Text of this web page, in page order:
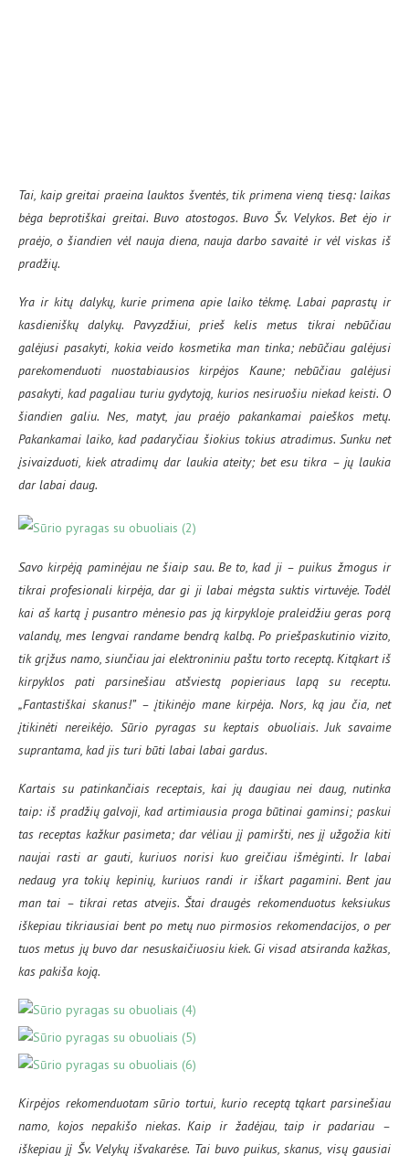
Tai, kaip greitai praeina lauktos šventės, tik primena vieną tiesą: laikas
bėga beprotiškai greitai. Buvo atostogos. Buvo Šv. Velykos. Bet ėjo ir
praėjo, o šiandien vėl nauja diena, nauja darbo savaitė ir vėl viskas iš
pradžių.
Yra ir kitų dalykų, kurie primena apie laiko tėkmę. Labai paprastų ir
kasdieniškų dalykų. Pavyzdžiui, prieš kelis metus tikrai nebūčiau
galėjusi pasakyti, kokia veido kosmetika man tinka; nebūčiau galėjusi
parekomenduoti nuostabiausios kirpėjos Kaune; nebūčiau galėjusi
pasakyti, kad pagaliau turiu gydytoją, kurios nesiruošiu niekad keisti. O
šiandien galiu. Nes, matyt, jau praėjo pakankamai paieškos metų.
Pakankamai laiko, kad padaryčiau šiokius tokius atradimus. Sunku net
įsivaizduoti, kiek atradimų dar laukia ateity; bet esu tikra – jų laukia
dar labai daug.
Savo kirpėją paminėjau ne šiaip sau. Be to, kad ji – puikus žmogus ir
tikrai profesionali kirpėja, dar gi ji labai mėgsta suktis virtuvėje. Todėl
kai aš kartą į pusantro mėnesio pas ją kirpykloje praleidžiu geras porą
valandų, mes lengvai randame bendrą kalbą. Po priešpaskutinio vizito,
tik grįžus namo, siunčiau jai elektroniniu paštu torto receptą. Kitąkart iš
kirpyklos pati parsinešiau atšviestą popieriaus lapą su receptu.
„Fantastiškai skanus!” – įtikinėjo mane kirpėja. Nors, ką jau čia, net
įtikinėti nereikėjo. Sūrio pyragas su keptais obuoliais. Juk savaime
suprantama, kad jis turi būti labai labai gardus.
Kartais su patinkančiais receptais, kai jų daugiau nei daug, nutinka
taip: iš pradžių galvoji, kad artimiausia proga būtinai gaminsi; paskui
tas receptas kažkur pasimeta; dar vėliau jį pamiršti, nes jį užgožia kiti
naujai rasti ar gauti, kuriuos norisi kuo greičiau išmėginti. Ir labai
nedaug yra tokių kepinių, kuriuos randi ir iškart pagamini. Bent jau
man tai – tikrai retas atvejis. Štai draugės rekomenduotus keksiukus
iškepiau tikriausiai bent po metų nuo pirmosios rekomendacijos, o per
tuos metus jų buvo dar nesuskaičiuosiu kiek. Gi visad atsiranda kažkas,
kas pakiša koją.
Kirpėjos rekomenduotam sūrio tortui, kurio receptą tąkart parsinešiau
namo, kojos nepakišo niekas. Kaip ir žadėjau, taip ir padariau –
iškepiau jį Šv. Velykų išvakarėse. Tai buvo puikus, skanus, visų gausiai